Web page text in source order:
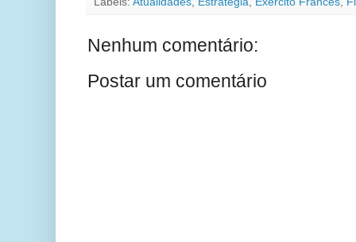
Nenhum comentário:
Postar um comentário